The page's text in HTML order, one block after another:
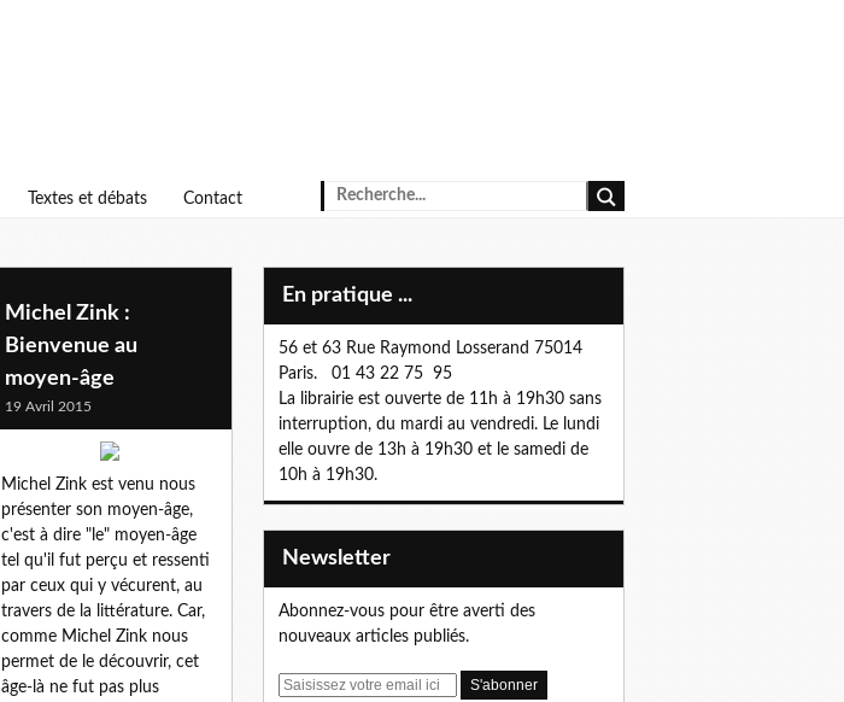
Textes et débats Contact
Michel Zink :
Bienvenue au
moyen-âge
19 Avril 2015
Michel Zink est venu nous
présenter son moyen-âge,
c'est à dire "le" moyen-âge
tel qu'il fut perçu et ressenti
par ceux qui y vécurent, au
travers de la littérature. Car,
comme Michel Zink nous
permet de le découvrir, cet
âge-là ne fut pas plus
En pratique ...
56 et 63 Rue Raymond Losserand 75014
Paris. 01 43 22 75 95
La librairie est ouverte de 11h à 19h30 sans
interruption, du mardi au vendredi. Le lundi
elle ouvre de 13h à 19h30 et le samedi de
10h à 19h30.
Newsletter
Abonnez-vous pour être averti des
nouveaux articles publiés.
E